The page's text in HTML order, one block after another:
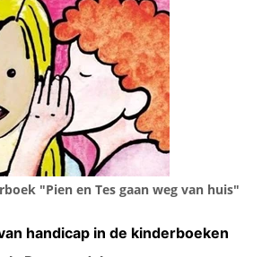
"Pien en Tes gaan weg van huis"
handicap in de kinderboeken